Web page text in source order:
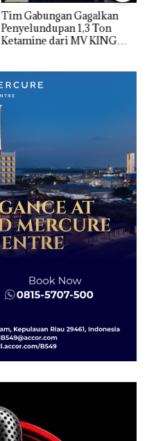
Tim Gabungan Gagalkan
Penyelundupan 1,3 Ton
Ketamine dari MV KING